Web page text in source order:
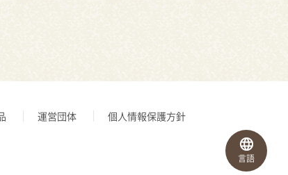
運営団体 個人情報保護方針
言語